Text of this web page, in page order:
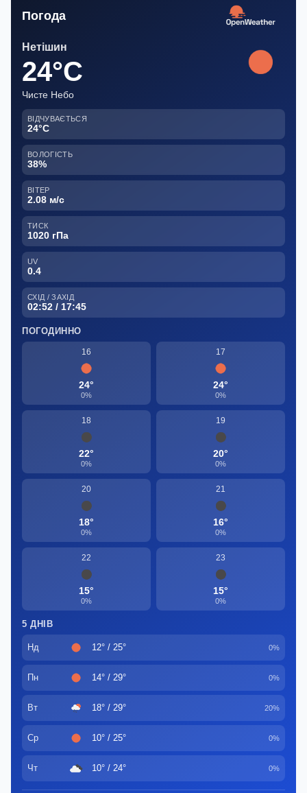
Погода
Нетішин
24°C
Чисте Небо
ВІДЧУВАЄТЬСЯ
24°C
ВОЛОГІСТЬ
38%
ВІТЕР
2.08 м/с
ТИСК
1020 гПа
UV
0.4
СХІД / ЗАХІД
02:52 / 17:45
ПОГОДИННО
16
24°
0%
17
24°
0%
18
22°
0%
19
20°
0%
20
18°
0%
21
16°
0%
22
15°
0%
23
15°
0%
5 ДНІВ
Нд 12° / 25° 0%
Пн 14° / 29° 0%
Вт 18° / 29° 20%
Ср 10° / 25° 0%
Чт 10° / 24° 0%